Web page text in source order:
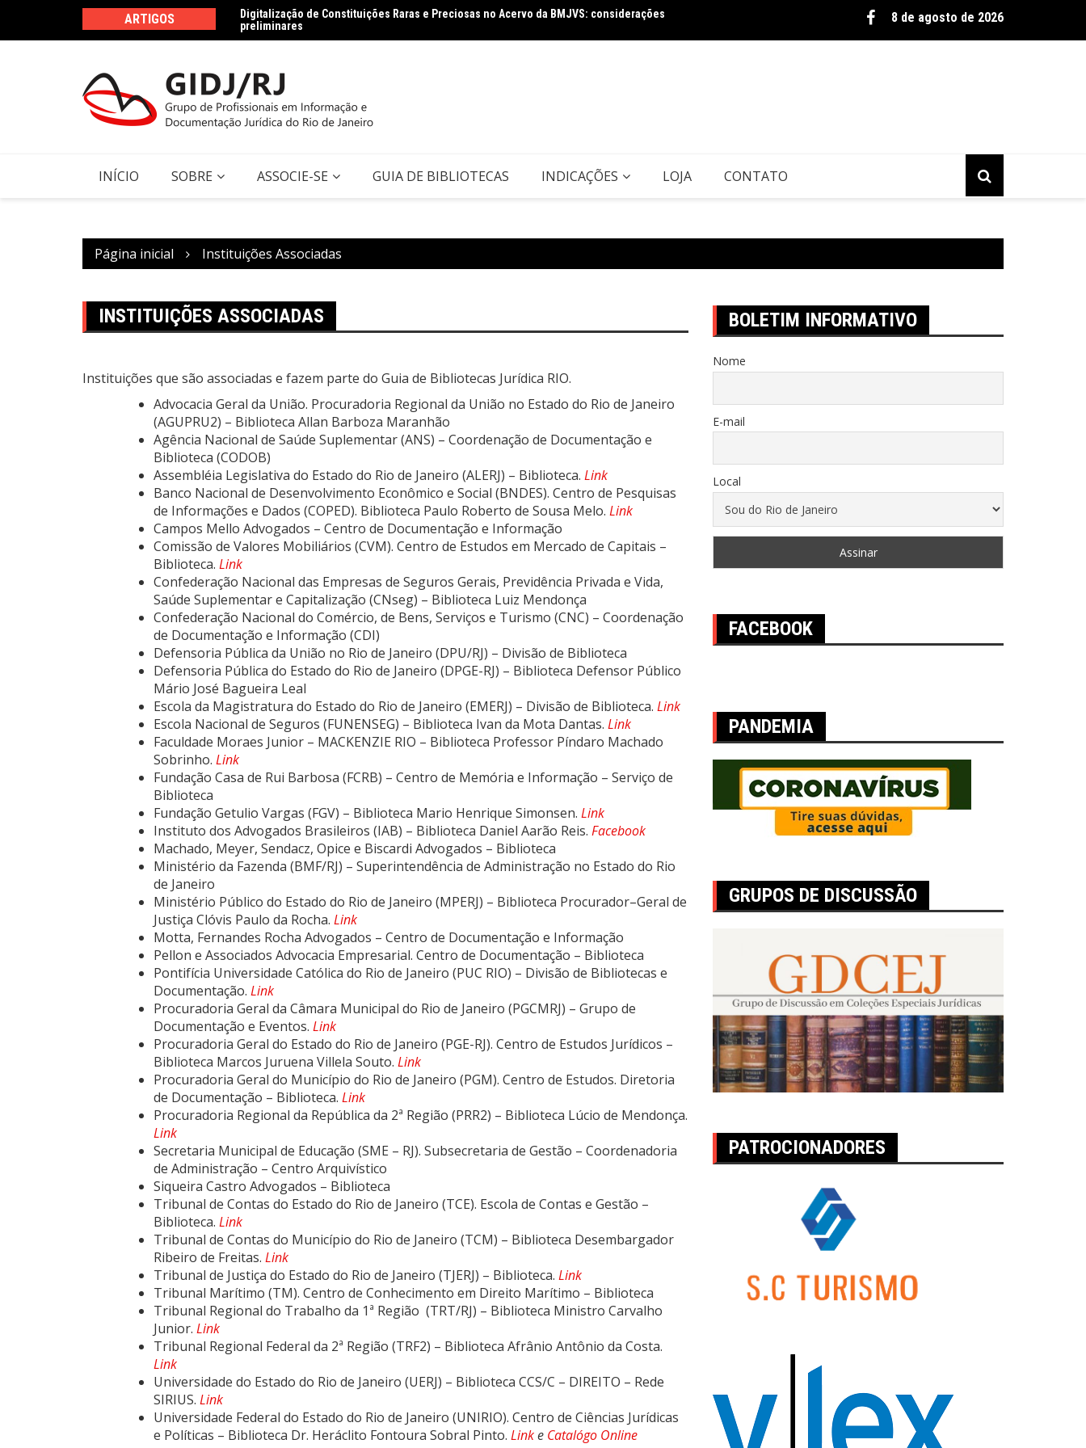
o
ARTIGOS
sob a ótica da Lei Geral de Proteção de
Digitalização de Constituições Raras e Preciosas no Acervo da BMJVS: considerações
preliminares
Dados jurídicos na perspectiva da Ciência da Informação: conceito e tipologia
8 de agosto de 2026
INÍCIO SOBRE ASSOCIE-SE GUIA DE BIBLIOTECAS INDICAÇÕES LOJA CONTATO
Página inicial Instituições Associadas
INSTITUIÇÕES ASSOCIADAS
Instituições que são associadas e fazem parte do Guia de Bibliotecas Jurídica RIO.
Advocacia Geral da União. Procuradoria Regional da União no Estado do Rio de Janeiro
(AGUPRU2) – Biblioteca Allan Barboza Maranhão
Agência Nacional de Saúde Suplementar (ANS) – Coordenação de Documentação e
Biblioteca (CODOB)
Assembléia Legislativa do Estado do Rio de Janeiro (ALERJ) – Biblioteca. Link
Banco Nacional de Desenvolvimento Econômico e Social (BNDES). Centro de Pesquisas
de Informações e Dados (COPED). Biblioteca Paulo Roberto de Sousa Melo. Link
Campos Mello Advogados – Centro de Documentação e Informação
Comissão de Valores Mobiliários (CVM). Centro de Estudos em Mercado de Capitais –
Biblioteca. Link
Confederação Nacional das Empresas de Seguros Gerais, Previdência Privada e Vida,
Saúde Suplementar e Capitalização (CNseg) – Biblioteca Luiz Mendonça
Confederação Nacional do Comércio, de Bens, Serviços e Turismo (CNC) – Coordenação
de Documentação e Informação (CDI)
Defensoria Pública da União no Rio de Janeiro (DPU/RJ) – Divisão de Biblioteca
Defensoria Pública do Estado do Rio de Janeiro (DPGE-RJ) – Biblioteca Defensor Público
Mário José Bagueira Leal
Escola da Magistratura do Estado do Rio de Janeiro (EMERJ) – Divisão de Biblioteca. Link
Escola Nacional de Seguros (FUNENSEG) – Biblioteca Ivan da Mota Dantas. Link
Faculdade Moraes Junior – MACKENZIE RIO – Biblioteca Professor Píndaro Machado
Sobrinho. Link
Fundação Casa de Rui Barbosa (FCRB) – Centro de Memória e Informação – Serviço de
Biblioteca
Fundação Getulio Vargas (FGV) – Biblioteca Mario Henrique Simonsen. Link
Instituto dos Advogados Brasileiros (IAB) – Biblioteca Daniel Aarão Reis. Facebook
Machado, Meyer, Sendacz, Opice e Biscardi Advogados – Biblioteca
Ministério da Fazenda (BMF/RJ) – Superintendência de Administração no Estado do Rio
de Janeiro
Ministério Público do Estado do Rio de Janeiro (MPERJ) – Biblioteca Procurador–Geral de
Justiça Clóvis Paulo da Rocha. Link
Motta, Fernandes Rocha Advogados – Centro de Documentação e Informação
Pellon e Associados Advocacia Empresarial. Centro de Documentação – Biblioteca
Pontifícia Universidade Católica do Rio de Janeiro (PUC RIO) – Divisão de Bibliotecas e
Documentação. Link
Procuradoria Geral da Câmara Municipal do Rio de Janeiro (PGCMRJ) – Grupo de
Documentação e Eventos. Link
Procuradoria Geral do Estado do Rio de Janeiro (PGE-RJ). Centro de Estudos Jurídicos –
Biblioteca Marcos Juruena Villela Souto. Link
Procuradoria Geral do Município do Rio de Janeiro (PGM). Centro de Estudos. Diretoria
de Documentação – Biblioteca. Link
Procuradoria Regional da República da 2ª Região (PRR2) – Biblioteca Lúcio de Mendonça.
Link
Secretaria Municipal de Educação (SME – RJ). Subsecretaria de Gestão – Coordenadoria
de Administração – Centro Arquivístico
Siqueira Castro Advogados – Biblioteca
Tribunal de Contas do Estado do Rio de Janeiro (TCE). Escola de Contas e Gestão –
Biblioteca. Link
Tribunal de Contas do Município do Rio de Janeiro (TCM) – Biblioteca Desembargador
Ribeiro de Freitas. Link
Tribunal de Justiça do Estado do Rio de Janeiro (TJERJ) – Biblioteca. Link
Tribunal Marítimo (TM). Centro de Conhecimento em Direito Marítimo – Biblioteca
Tribunal Regional do Trabalho da 1ª Região (TRT/RJ) – Biblioteca Ministro Carvalho
Junior. Link
Tribunal Regional Federal da 2ª Região (TRF2) – Biblioteca Afrânio Antônio da Costa.
Link
Universidade do Estado do Rio de Janeiro (UERJ) – Biblioteca CCS/C – DIREITO – Rede
SIRIUS. Link
Universidade Federal do Estado do Rio de Janeiro (UNIRIO). Centro de Ciências Jurídicas
e Políticas – Biblioteca Dr. Heráclito Fontoura Sobral Pinto. Linke Catalógo Online
BOLETIM INFORMATIVO
Nome
E-mail
Local
FACEBOOK
PANDEMIA
GRUPOS DE DISCUSSÃO
PATROCIONADORES